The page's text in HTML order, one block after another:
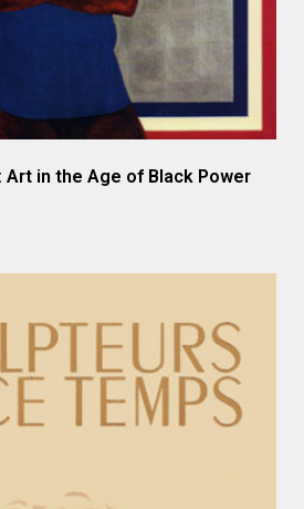
Art in the Age of Black Power